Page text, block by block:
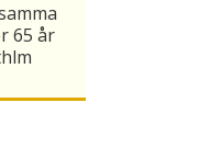
65 år